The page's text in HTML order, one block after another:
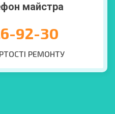
майстра
92-30
РЕМОНТУ